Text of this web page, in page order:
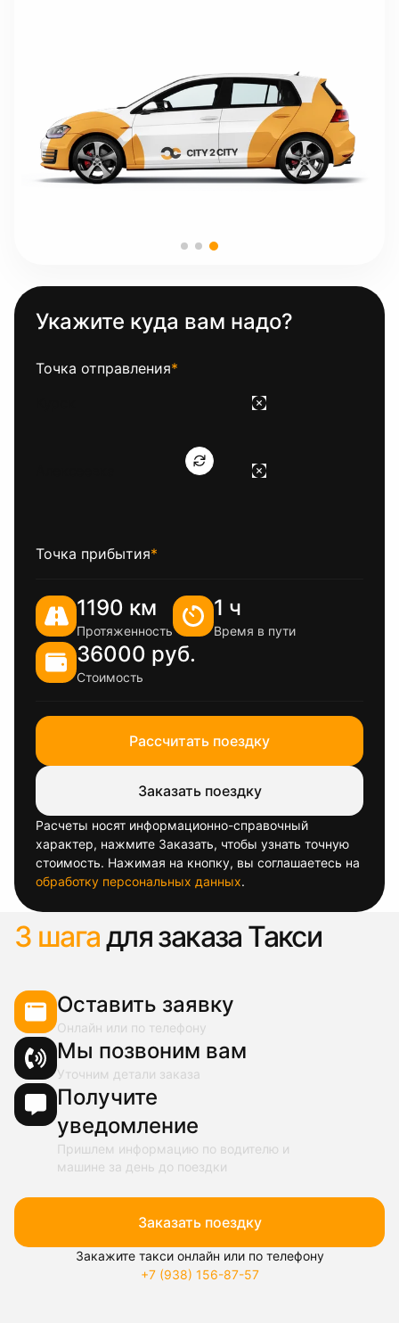
Укажите куда вам надо?
Точка отправления*
Точка прибытия*
1190 км
Протяженность
1 ч
Время в пути
36000 руб.
Стоимость
Рассчитать поездку
Заказать поездку
Расчеты носят информационно-справочный
характер, нажмите Заказать, чтобы узнать точную
стоимость. Нажимая на кнопку, вы соглашаетесь на
обработку персональных данных.
3 шагадля заказа Такси
Оставить заявку
Онлайн или по телефону
Мы позвоним вам
Уточним детали заказа
Получите
уведомление
Пришлем информацию по водителю и
машине за день до поездки
Заказать поездку
Закажите такси онлайн или по телефону
+7 (938) 156-87-57